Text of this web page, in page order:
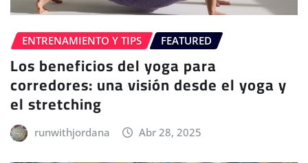
ENTRENAMIENTO Y TIPS FEATURED
Los beneficios del yoga para
corredores: una visión desde el yoga y
el stretching
runwithjordana Abr 28, 2025